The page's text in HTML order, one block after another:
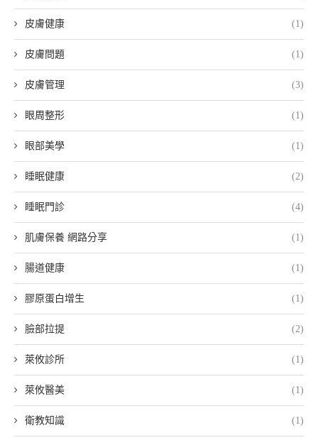
皮膚健康 (1)
皮膚問題 (1)
皮膚管理 (3)
眼周整形 (1)
眼部美學 (1)
睡眠健康 (2)
睡眠門診 (4)
肌膚保養 網路分享 (1)
腸道健康 (1)
膠原蛋白增生 (1)
臉部拉提 (2)
萊攸診所 (1)
萊攸醫美 (1)
衛教知識 (1)